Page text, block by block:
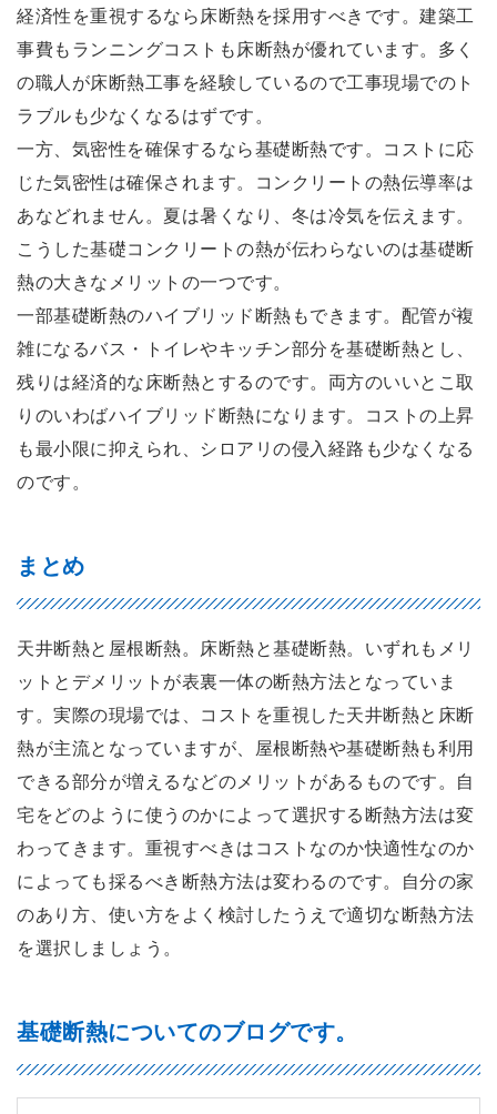
経済性を重視するなら床断熱を採用すべきです。建築工
事費もランニングコストも床断熱が優れています。多く
の職人が床断熱工事を経験しているので工事現場でのト
ラブルも少なくなるはずです。
一方、気密性を確保するなら基礎断熱です。コストに応
じた気密性は確保されます。コンクリートの熱伝導率は
あなどれません。夏は暑くなり、冬は冷気を伝えます。
こうした基礎コンクリートの熱が伝わらないのは基礎断
熱の大きなメリットの一つです。
一部基礎断熱のハイブリッド断熱もできます。配管が複
雑になるバス・トイレやキッチン部分を基礎断熱とし、
残りは経済的な床断熱とするのです。両方のいいとこ取
りのいわばハイブリッド断熱になります。コストの上昇
も最小限に抑えられ、シロアリの侵入経路も少なくなる
のです。
まとめ
天井断熱と屋根断熱。床断熱と基礎断熱。いずれもメリ
ットとデメリットが表裏一体の断熱方法となっていま
す。実際の現場では、コストを重視した天井断熱と床断
熱が主流となっていますが、屋根断熱や基礎断熱も利用
できる部分が増えるなどのメリットがあるものです。自
宅をどのように使うのかによって選択する断熱方法は変
わってきます。重視すべきはコストなのか快適性なのか
によっても採るべき断熱方法は変わるのです。自分の家
のあり方、使い方をよく検討したうえで適切な断熱方法
を選択しましょう。
基礎断熱についてのブログです。